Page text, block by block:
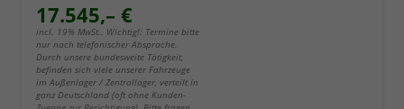
17.545,– €
incl. 19% MwSt.. Wichtig!: Termine bitte
nur nach telefonischer Absprache.
Durch unsere bundesweite Tätigkeit,
befinden sich viele unserer Fahrzeuge
im Außenlager / Zentrallager, verteilt in
ganz Deutschland (oft ohne Kunden-